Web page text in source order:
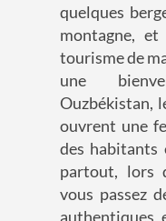
quelques
montagne,
tourisme de
une
Ouzbékistan,
ouvrent une
des
partout, lors
vous passez
authentiques